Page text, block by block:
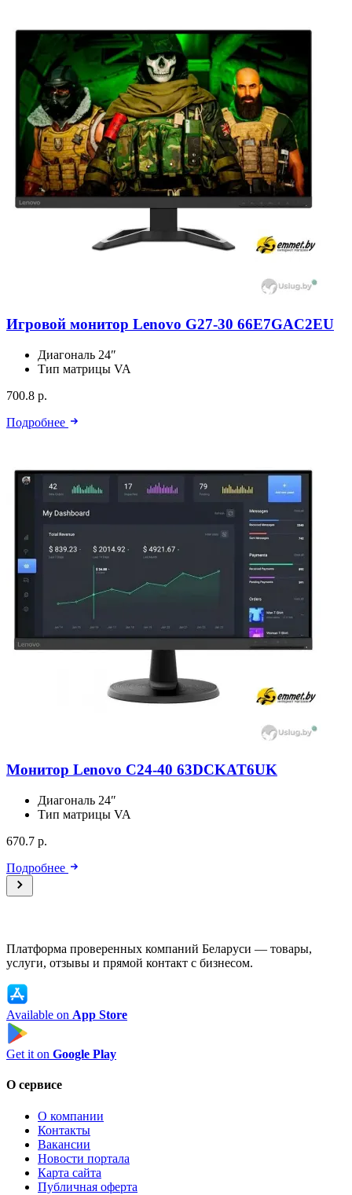
Игровой монитор Lenovo G27-30 66E7GAC2EU
Диагональ 24″
Тип матрицы VA
700.8 р.
Подробнее
Монитор Lenovo C24-40 63DCKAT6UK
Диагональ 24″
Тип матрицы VA
670.7 р.
Подробнее
Платформа проверенных компаний Беларуси — товары,
услуги, отзывы и прямой контакт с бизнесом.
Available on App Store
Get it on Google Play
О сервисе
О компании
Контакты
Вакансии
Новости портала
Карта сайта
Публичная оферта